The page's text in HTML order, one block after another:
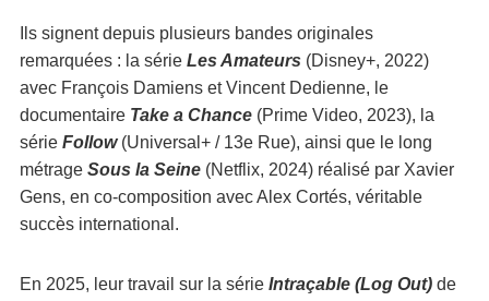
Ils signent depuis plusieurs bandes originales
remarquées : la série Les Amateurs (Disney+, 2022)
avec François Damiens et Vincent Dedienne, le
documentaire Take a Chance(Prime Video, 2023), la
série Follow (Universal+ / 13e Rue), ainsi que le long
métrage Sous la Seine(Netflix, 2024) réalisé par Xavier
Gens, en co-composition avec Alex Cortés, véritable
succès international.
En 2025, leur travail sur la série Intraçable (Log Out)de